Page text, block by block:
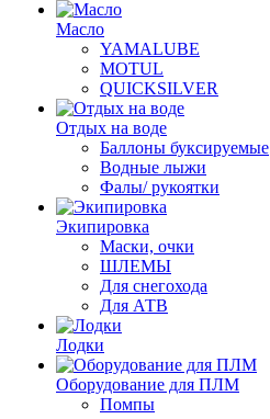
Масло
YAMALUBE
MOTUL
QUICKSILVER
Отдых на воде
Баллоны буксируемые
Водные лыжи
Фалы/ рукоятки
Экипировка
Маски, очки
ШЛЕМЫ
Для снегохода
Для АТВ
Лодки
Оборудование для ПЛМ
Помпы